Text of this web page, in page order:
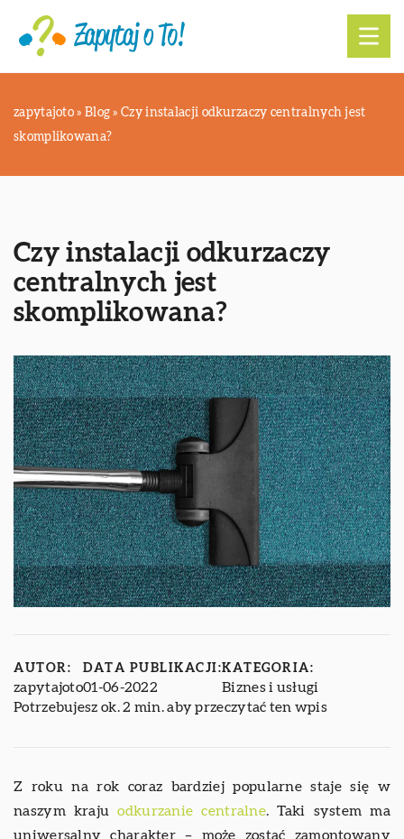
zapytajoto » Blog »Czy instalacji odkurzaczy centralnych jest
skomplikowana?
Czy instalacji odkurzaczy
centralnych jest
skomplikowana?
AUTOR:
zapytajoto
DATA PUBLIKACJI:
01-06-2022
KATEGORIA:
Biznes i usługi
Potrzebujesz ok. 2 min. aby przeczytać ten wpis
Z roku na rok coraz bardziej popularne staje się w
naszym krajuodkurzanie centralne. Taki system ma
uniwersalny charakter – może zostać zamontowany